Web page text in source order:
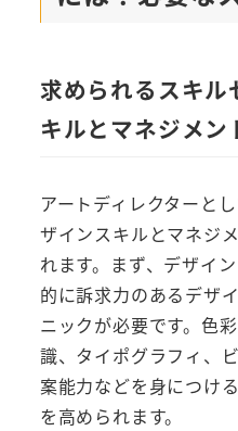
求められるスキル
キルとマネジメン
アートディレクターと
ザインスキルとマネジ
れます。まず、デザイ
的に訴求力のあるデザ
ニックが必要です。色
識、タイポグラフィ、
案能力などを身につけ
を高められます。